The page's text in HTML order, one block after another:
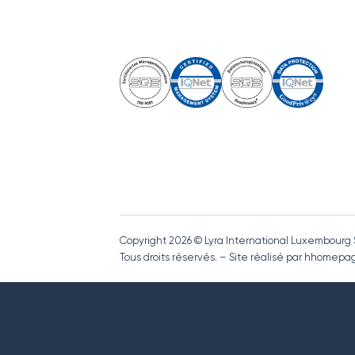
Copyright 2026 © Lyra International Luxembourg
Tous droits réservés. – Site réalisé par